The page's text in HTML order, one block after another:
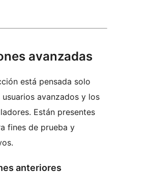
avanzadas
está pensada solo
usuarios avanzados y los
Están presentes
fines de prueba y
anteriores